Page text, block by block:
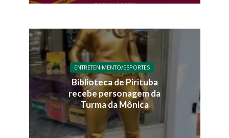
ENTRETENIMENTO/ESPORTES
Biblioteca de Pirituba
recebe personagem da
Turma da Mônica